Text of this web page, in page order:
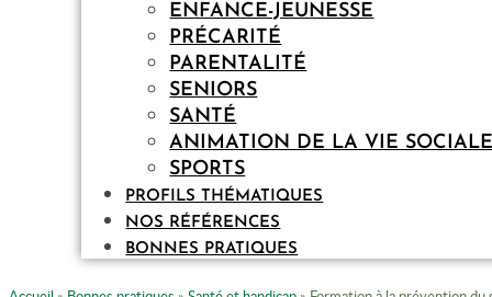
ENFANCE-JEUNESSE
PRÉCARITÉ
PARENTALITÉ
SENIORS
SANTÉ
ANIMATION DE LA VIE SOCIALE
SPORTS
PROFILS THÉMATIQUES
NOS RÉFÉRENCES
BONNES PRATIQUES